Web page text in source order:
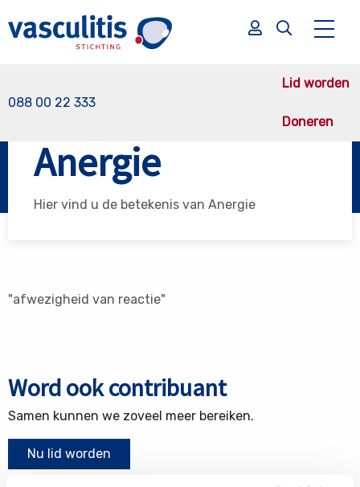
088 00 22 333
Lid worden
Doneren
Zoek
Zoek
Anergie
Hier vind u de betekenis van Anergie
"afwezigheid van reactie"
Word ook contribuant
Samen kunnen we zoveel meer bereiken.
Nu lid worden